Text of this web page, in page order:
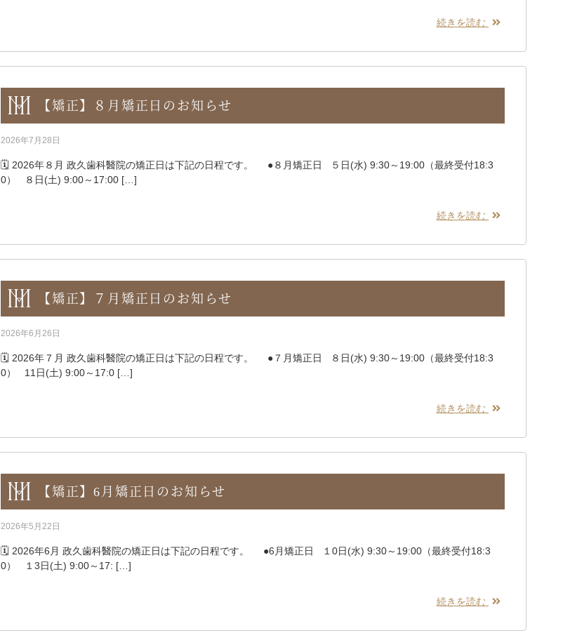
続きを読む
【矯正】８月矯正日のお知らせ
2026年7月28日
🗓️ 2026年８月 政久歯科醫院の矯正日は下記の日程です。 ●８月矯正日 ５日(水) 9:30～19:00（最終受付18:3
0） ８日(土) 9:00～17:00 […]
続きを読む
【矯正】７月矯正日のお知らせ
2026年6月26日
🗓️ 2026年７月 政久歯科醫院の矯正日は下記の日程です。 ●７月矯正日 ８日(水) 9:30～19:00（最終受付18:3
0） 11日(土) 9:00～17:0 […]
続きを読む
【矯正】6月矯正日のお知らせ
2026年5月22日
🗓️ 2026年6月 政久歯科醫院の矯正日は下記の日程です。 ●6月矯正日 １0日(水) 9:30～19:00（最終受付18:3
0） １3日(土) 9:00～17: […]
続きを読む